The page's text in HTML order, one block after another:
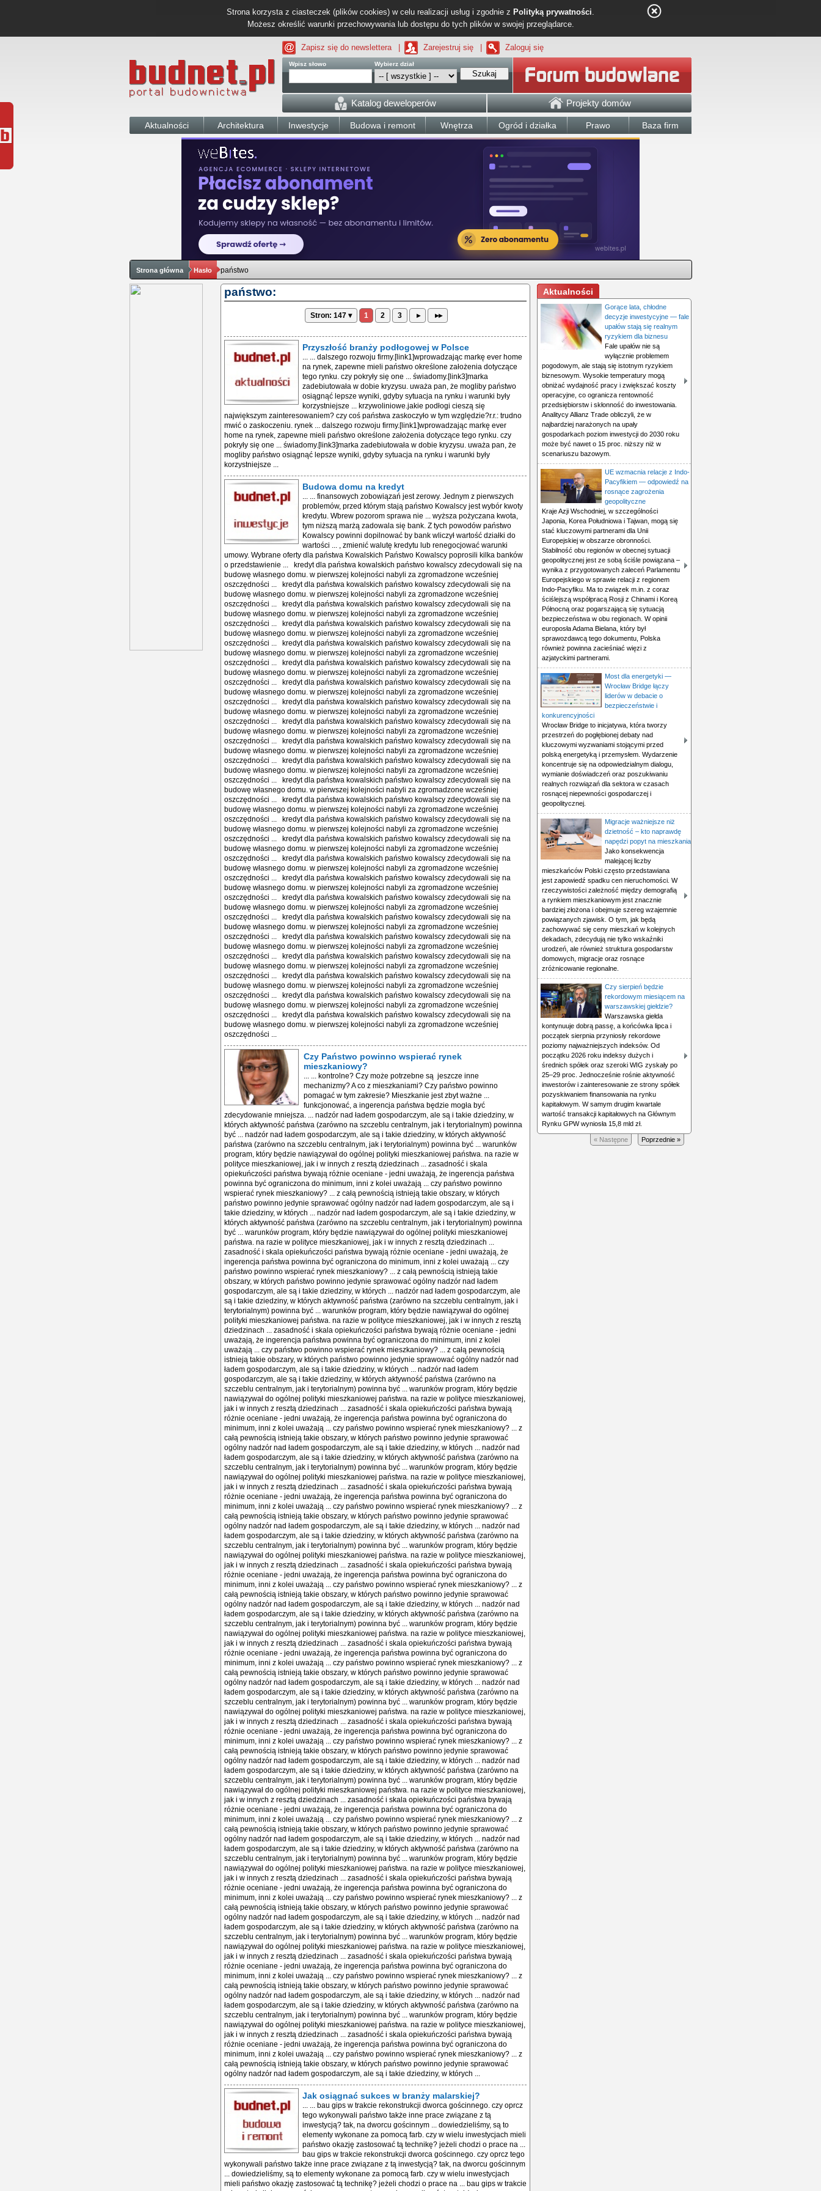
Strona korzysta z ciasteczek (plików cookies) w celu realizacji usług i zgodnie z Polityką prywatności.
Możesz określić warunki przechowywania lub dostępu do tych plików w swojej przeglądarce.
Zapisz się do newslettera Zarejestruj się Zaloguj się
Wpisz słowo Wybierz dział
Szukaj
Katalog deweloperów Projekty domów
Aktualności Architektura Inwestycje Budowa i remont Wnętrza Ogród i działka Prawo Baza firm
Strona główna Hasło państwo
państwo:
Stron: 147 ▾ 1 2 3 ▸ ▸▸
Przyszłość branży podłogowej w Polsce
... ... dalszego rozwoju firmy.[link1]wprowadzając markę ever home
na rynek, zapewne mieli państwo określone założenia dotyczące
tego rynku. czy pokryły się one ... świadomy.[link3]marka
zadebiutowała w dobie kryzysu. uważa pan, że mogliby państwo
osiągnąć lepsze wyniki, gdyby sytuacja na rynku i warunki były
korzystniejsze ... krzywoliniowe.jakie podłogi cieszą się
największym zainteresowaniem? czy coś państwa zaskoczyło w tym względzie?r.r.: trudno
mwić o zaskoczeniu. rynek ... dalszego rozwoju firmy.[link1]wprowadzając markę ever
home na rynek, zapewne mieli państwo określone założenia dotyczące tego rynku. czy
pokryły się one ... świadomy.[link3]marka zadebiutowała w dobie kryzysu. uważa pan, że
mogliby państwo osiągnąć lepsze wyniki, gdyby sytuacja na rynku i warunki były
korzystniejsze ...
Budowa domu na kredyt
... ... finansowych zobowiązań jest zerowy. Jednym z pierwszych
problemów, przed którym stają państwo Kowalscy jest wybór kwoty
kredytu. Wbrew pozorom sprawa nie ... wyższa pożyczana kwota,
tym niższą marżą zadowala się bank. Z tych powodów państwo
Kowalscy powinni dopilnować by bank wliczył wartość działki do
wartości ... , zmienić walutę kredytu lub renegocjować warunki
umowy. Wybrane oferty dla państwa Kowalskich Państwo Kowalscy poprosili kilka banków
o przedstawienie ... kredyt dla państwa kowalskich państwo kowalscy zdecydowali się na
budowę własnego domu. w pierwszej kolejności nabyli za zgromadzone wcześniej
oszczędności ... kredyt dla państwa kowalskich państwo kowalscy zdecydowali się na
budowę własnego domu. w pierwszej kolejności nabyli za zgromadzone wcześniej
oszczędności ... kredyt dla państwa kowalskich państwo kowalscy zdecydowali się na
budowę własnego domu. w pierwszej kolejności nabyli za zgromadzone wcześniej
oszczędności ... kredyt dla państwa kowalskich państwo kowalscy zdecydowali się na
budowę własnego domu. w pierwszej kolejności nabyli za zgromadzone wcześniej
oszczędności ... kredyt dla państwa kowalskich państwo kowalscy zdecydowali się na
budowę własnego domu. w pierwszej kolejności nabyli za zgromadzone wcześniej
oszczędności ... kredyt dla państwa kowalskich państwo kowalscy zdecydowali się na
budowę własnego domu. w pierwszej kolejności nabyli za zgromadzone wcześniej
oszczędności ... kredyt dla państwa kowalskich państwo kowalscy zdecydowali się na
budowę własnego domu. w pierwszej kolejności nabyli za zgromadzone wcześniej
oszczędności ... kredyt dla państwa kowalskich państwo kowalscy zdecydowali się na
budowę własnego domu. w pierwszej kolejności nabyli za zgromadzone wcześniej
oszczędności ... kredyt dla państwa kowalskich państwo kowalscy zdecydowali się na
budowę własnego domu. w pierwszej kolejności nabyli za zgromadzone wcześniej
oszczędności ... kredyt dla państwa kowalskich państwo kowalscy zdecydowali się na
budowę własnego domu. w pierwszej kolejności nabyli za zgromadzone wcześniej
oszczędności ... kredyt dla państwa kowalskich państwo kowalscy zdecydowali się na
budowę własnego domu. w pierwszej kolejności nabyli za zgromadzone wcześniej
oszczędności ... kredyt dla państwa kowalskich państwo kowalscy zdecydowali się na
budowę własnego domu. w pierwszej kolejności nabyli za zgromadzone wcześniej
oszczędności ... kredyt dla państwa kowalskich państwo kowalscy zdecydowali się na
budowę własnego domu. w pierwszej kolejności nabyli za zgromadzone wcześniej
oszczędności ... kredyt dla państwa kowalskich państwo kowalscy zdecydowali się na
budowę własnego domu. w pierwszej kolejności nabyli za zgromadzone wcześniej
oszczędności ... kredyt dla państwa kowalskich państwo kowalscy zdecydowali się na
budowę własnego domu. w pierwszej kolejności nabyli za zgromadzone wcześniej
oszczędności ... kredyt dla państwa kowalskich państwo kowalscy zdecydowali się na
budowę własnego domu. w pierwszej kolejności nabyli za zgromadzone wcześniej
oszczędności ... kredyt dla państwa kowalskich państwo kowalscy zdecydowali się na
budowę własnego domu. w pierwszej kolejności nabyli za zgromadzone wcześniej
oszczędności ... kredyt dla państwa kowalskich państwo kowalscy zdecydowali się na
budowę własnego domu. w pierwszej kolejności nabyli za zgromadzone wcześniej
oszczędności ... kredyt dla państwa kowalskich państwo kowalscy zdecydowali się na
budowę własnego domu. w pierwszej kolejności nabyli za zgromadzone wcześniej
oszczędności ... kredyt dla państwa kowalskich państwo kowalscy zdecydowali się na
budowę własnego domu. w pierwszej kolejności nabyli za zgromadzone wcześniej
oszczędności ... kredyt dla państwa kowalskich państwo kowalscy zdecydowali się na
budowę własnego domu. w pierwszej kolejności nabyli za zgromadzone wcześniej
oszczędności ... kredyt dla państwa kowalskich państwo kowalscy zdecydowali się na
budowę własnego domu. w pierwszej kolejności nabyli za zgromadzone wcześniej
oszczędności ... kredyt dla państwa kowalskich państwo kowalscy zdecydowali się na
budowę własnego domu. w pierwszej kolejności nabyli za zgromadzone wcześniej
oszczędności ... kredyt dla państwa kowalskich państwo kowalscy zdecydowali się na
budowę własnego domu. w pierwszej kolejności nabyli za zgromadzone wcześniej
oszczędności ...
Czy Państwo powinno wspierać rynek
mieszkaniowy?
... ... kontrolne? Czy może potrzebne są jeszcze inne
mechanizmy? A co z mieszkaniami? Czy państwo powinno
pomagać w tym zakresie? Mieszkanie jest zbyt ważne ...
funkcjonować, a ingerencja państwa będzie mogła być
zdecydowanie mniejsza. ... nadzór nad ładem gospodarczym, ale są i takie dziedziny, w
których aktywność państwa (zarówno na szczeblu centralnym, jak i terytorialnym) powinna
być ... nadzór nad ładem gospodarczym, ale są i takie dziedziny, w których aktywność
państwa (zarówno na szczeblu centralnym, jak i terytorialnym) powinna być ... warunków
program, który będzie nawiązywał do ogólnej polityki mieszkaniowej państwa. na razie w
polityce mieszkaniowej, jak i w innych z resztą dziedzinach ... zasadność i skala
opiekuńczości państwa bywają różnie oceniane - jedni uważają, że ingerencja państwa
powinna być ograniczona do minimum, inni z kolei uważają ... czy państwo powinno
wspierać rynek mieszkaniowy? ... z całą pewnością istnieją takie obszary, w których
państwo powinno jedynie sprawować ogólny nadzór nad ładem gospodarczym, ale są i
takie dziedziny, w których ... nadzór nad ładem gospodarczym, ale są i takie dziedziny, w
których aktywność państwa (zarówno na szczeblu centralnym, jak i terytorialnym) powinna
być ... warunków program, który będzie nawiązywał do ogólnej polityki mieszkaniowej
państwa. na razie w polityce mieszkaniowej, jak i w innych z resztą dziedzinach ...
zasadność i skala opiekuńczości państwa bywają różnie oceniane - jedni uważają, że
ingerencja państwa powinna być ograniczona do minimum, inni z kolei uważają ... czy
państwo powinno wspierać rynek mieszkaniowy? ... z całą pewnością istnieją takie
obszary, w których państwo powinno jedynie sprawować ogólny nadzór nad ładem
gospodarczym, ale są i takie dziedziny, w których ... nadzór nad ładem gospodarczym, ale
są i takie dziedziny, w których aktywność państwa (zarówno na szczeblu centralnym, jak i
terytorialnym) powinna być ... warunków program, który będzie nawiązywał do ogólnej
polityki mieszkaniowej państwa. na razie w polityce mieszkaniowej, jak i w innych z resztą
dziedzinach ... zasadność i skala opiekuńczości państwa bywają różnie oceniane - jedni
uważają, że ingerencja państwa powinna być ograniczona do minimum, inni z kolei
uważają ... czy państwo powinno wspierać rynek mieszkaniowy? ... z całą pewnością
istnieją takie obszary, w których państwo powinno jedynie sprawować ogólny nadzór nad
ładem gospodarczym, ale są i takie dziedziny, w których ... nadzór nad ładem
gospodarczym, ale są i takie dziedziny, w których aktywność państwa (zarówno na
szczeblu centralnym, jak i terytorialnym) powinna być ... warunków program, który będzie
nawiązywał do ogólnej polityki mieszkaniowej państwa. na razie w polityce mieszkaniowej,
jak i w innych z resztą dziedzinach ... zasadność i skala opiekuńczości państwa bywają
różnie oceniane - jedni uważają, że ingerencja państwa powinna być ograniczona do
minimum, inni z kolei uważają ... czy państwo powinno wspierać rynek mieszkaniowy? ... z
całą pewnością istnieją takie obszary, w których państwo powinno jedynie sprawować
ogólny nadzór nad ładem gospodarczym, ale są i takie dziedziny, w których ... nadzór nad
ładem gospodarczym, ale są i takie dziedziny, w których aktywność państwa (zarówno na
szczeblu centralnym, jak i terytorialnym) powinna być ... warunków program, który będzie
nawiązywał do ogólnej polityki mieszkaniowej państwa. na razie w polityce mieszkaniowej,
jak i w innych z resztą dziedzinach ... zasadność i skala opiekuńczości państwa bywają
różnie oceniane - jedni uważają, że ingerencja państwa powinna być ograniczona do
minimum, inni z kolei uważają ... czy państwo powinno wspierać rynek mieszkaniowy? ... z
całą pewnością istnieją takie obszary, w których państwo powinno jedynie sprawować
ogólny nadzór nad ładem gospodarczym, ale są i takie dziedziny, w których ... nadzór nad
ładem gospodarczym, ale są i takie dziedziny, w których aktywność państwa (zarówno na
szczeblu centralnym, jak i terytorialnym) powinna być ... warunków program, który będzie
nawiązywał do ogólnej polityki mieszkaniowej państwa. na razie w polityce mieszkaniowej,
jak i w innych z resztą dziedzinach ... zasadność i skala opiekuńczości państwa bywają
różnie oceniane - jedni uważają, że ingerencja państwa powinna być ograniczona do
minimum, inni z kolei uważają ... czy państwo powinno wspierać rynek mieszkaniowy? ... z
całą pewnością istnieją takie obszary, w których państwo powinno jedynie sprawować
ogólny nadzór nad ładem gospodarczym, ale są i takie dziedziny, w których ... nadzór nad
ładem gospodarczym, ale są i takie dziedziny, w których aktywność państwa (zarówno na
szczeblu centralnym, jak i terytorialnym) powinna być ... warunków program, który będzie
nawiązywał do ogólnej polityki mieszkaniowej państwa. na razie w polityce mieszkaniowej,
jak i w innych z resztą dziedzinach ... zasadność i skala opiekuńczości państwa bywają
różnie oceniane - jedni uważają, że ingerencja państwa powinna być ograniczona do
minimum, inni z kolei uważają ... czy państwo powinno wspierać rynek mieszkaniowy? ... z
całą pewnością istnieją takie obszary, w których państwo powinno jedynie sprawować
ogólny nadzór nad ładem gospodarczym, ale są i takie dziedziny, w których ... nadzór nad
ładem gospodarczym, ale są i takie dziedziny, w których aktywność państwa (zarówno na
szczeblu centralnym, jak i terytorialnym) powinna być ... warunków program, który będzie
nawiązywał do ogólnej polityki mieszkaniowej państwa. na razie w polityce mieszkaniowej,
jak i w innych z resztą dziedzinach ... zasadność i skala opiekuńczości państwa bywają
różnie oceniane - jedni uważają, że ingerencja państwa powinna być ograniczona do
minimum, inni z kolei uważają ... czy państwo powinno wspierać rynek mieszkaniowy? ... z
całą pewnością istnieją takie obszary, w których państwo powinno jedynie sprawować
ogólny nadzór nad ładem gospodarczym, ale są i takie dziedziny, w których ... nadzór nad
ładem gospodarczym, ale są i takie dziedziny, w których aktywność państwa (zarówno na
szczeblu centralnym, jak i terytorialnym) powinna być ... warunków program, który będzie
nawiązywał do ogólnej polityki mieszkaniowej państwa. na razie w polityce mieszkaniowej,
jak i w innych z resztą dziedzinach ... zasadność i skala opiekuńczości państwa bywają
różnie oceniane - jedni uważają, że ingerencja państwa powinna być ograniczona do
minimum, inni z kolei uważają ... czy państwo powinno wspierać rynek mieszkaniowy? ... z
całą pewnością istnieją takie obszary, w których państwo powinno jedynie sprawować
ogólny nadzór nad ładem gospodarczym, ale są i takie dziedziny, w których ... nadzór nad
ładem gospodarczym, ale są i takie dziedziny, w których aktywność państwa (zarówno na
szczeblu centralnym, jak i terytorialnym) powinna być ... warunków program, który będzie
nawiązywał do ogólnej polityki mieszkaniowej państwa. na razie w polityce mieszkaniowej,
jak i w innych z resztą dziedzinach ... zasadność i skala opiekuńczości państwa bywają
różnie oceniane - jedni uważają, że ingerencja państwa powinna być ograniczona do
minimum, inni z kolei uważają ... czy państwo powinno wspierać rynek mieszkaniowy? ... z
całą pewnością istnieją takie obszary, w których państwo powinno jedynie sprawować
ogólny nadzór nad ładem gospodarczym, ale są i takie dziedziny, w których ... nadzór nad
ładem gospodarczym, ale są i takie dziedziny, w których aktywność państwa (zarówno na
szczeblu centralnym, jak i terytorialnym) powinna być ... warunków program, który będzie
nawiązywał do ogólnej polityki mieszkaniowej państwa. na razie w polityce mieszkaniowej,
jak i w innych z resztą dziedzinach ... zasadność i skala opiekuńczości państwa bywają
różnie oceniane - jedni uważają, że ingerencja państwa powinna być ograniczona do
minimum, inni z kolei uważają ... czy państwo powinno wspierać rynek mieszkaniowy? ... z
całą pewnością istnieją takie obszary, w których państwo powinno jedynie sprawować
ogólny nadzór nad ładem gospodarczym, ale są i takie dziedziny, w których ... nadzór nad
ładem gospodarczym, ale są i takie dziedziny, w których aktywność państwa (zarówno na
szczeblu centralnym, jak i terytorialnym) powinna być ... warunków program, który będzie
nawiązywał do ogólnej polityki mieszkaniowej państwa. na razie w polityce mieszkaniowej,
jak i w innych z resztą dziedzinach ... zasadność i skala opiekuńczości państwa bywają
różnie oceniane - jedni uważają, że ingerencja państwa powinna być ograniczona do
minimum, inni z kolei uważają ... czy państwo powinno wspierać rynek mieszkaniowy? ... z
całą pewnością istnieją takie obszary, w których państwo powinno jedynie sprawować
ogólny nadzór nad ładem gospodarczym, ale są i takie dziedziny, w których ...
Jak osiągnać sukces w branży malarskiej?
... ... bau gips w trakcie rekonstrukcji dworca gościnnego. czy oprcz
tego wykonywali państwo także inne prace związane z tą
inwestycją? tak, na dworcu gościnnym ... dowiedzieliśmy, są to
elementy wykonane za pomocą farb. czy w wielu inwestycjach mieli
państwo okazję zastosować tą technikę? jeżeli chodzi o prace na ...
bau gips w trakcie rekonstrukcji dworca gościnnego. czy oprcz tego
wykonywali państwo także inne prace związane z tą inwestycją? tak, na dworcu gościnnym
... dowiedzieliśmy, są to elementy wykonane za pomocą farb. czy w wielu inwestycjach
mieli państwo okazję zastosować tą technikę? jeżeli chodzi o prace na ... bau gips w trakcie
Aktualności
Gorące lata, chłodne
decyzje inwestycyjne — fale
upałów stają się realnym
ryzykiem dla biznesu
Fale upałów nie są
wyłącznie problemem
pogodowym, ale stają się istotnym ryzykiem
biznesowym. Wysokie temperatury mogą
obniżać wydajność pracy i zwiększać koszty
operacyjne, co ogranicza rentowność
przedsiębiorstw i skłonność do inwestowania.
Analitycy Allianz Trade obliczyli, że w
najbardziej narażonych na upały
gospodarkach poziom inwestycji do 2030 roku
może być nawet o 15 proc. niższy niż w
scenariuszu bazowym.
UE wzmacnia relacje z Indo-
Pacyfikiem — odpowiedź na
rosnące zagrożenia
geopolityczne
Kraje Azji Wschodniej, w szczególności
Japonia, Korea Południowa i Tajwan, mogą się
stać kluczowymi partnerami dla Unii
Europejskiej w obszarze obronności.
Stabilność obu regionów w obecnej sytuacji
geopolitycznej jest ze sobą ściśle powiązana –
wynika z przygotowanych zaleceń Parlamentu
Europejskiego w sprawie relacji z regionem
Indo-Pacyfiku. Ma to związek m.in. z coraz
ściślejszą współpracą Rosji z Chinami i Koreą
Północną oraz pogarszającą się sytuacją
bezpieczeństwa w obu regionach. W opinii
europosła Adama Bielana, który był
sprawozdawcą tego dokumentu, Polska
również powinna zacieśniać więzi z
azjatyckimi partnerami.
Most dla energetyki —
Wrocław Bridge łączy
liderów w debacie o
bezpieczeństwie i
konkurencyjności
Wrocław Bridge to inicjatywa, która tworzy
przestrzeń do pogłębionej debaty nad
kluczowymi wyzwaniami stojącymi przed
polską energetyką i przemysłem. Wydarzenie
koncentruje się na odpowiedzialnym dialogu,
wymianie doświadczeń oraz poszukiwaniu
realnych rozwiązań dla sektora w czasach
rosnącej niepewności gospodarczej i
geopolitycznej.
Migracje ważniejsze niż
dzietność – kto naprawdę
napędzi popyt na mieszkania
Jako konsekwencja
malejącej liczby
mieszkańców Polski często przedstawiana
jest zapowiedź spadku cen nieruchomości. W
rzeczywistości zależność między demografią
a rynkiem mieszkaniowym jest znacznie
bardziej złożona i obejmuje szereg wzajemnie
powiązanych zjawisk. O tym, jak będą
zachowywać się ceny mieszkań w kolejnych
dekadach, zdecydują nie tylko wskaźniki
urodzeń, ale również struktura gospodarstw
domowych, migracje oraz rosnące
zróżnicowanie regionalne.
Czy sierpień będzie
rekordowym miesiącem na
warszawskiej giełdzie?
Warszawska giełda
kontynuuje dobrą passę, a końcówka lipca i
początek sierpnia przyniosły rekordowe
poziomy najważniejszych indeksów. Od
początku 2026 roku indeksy dużych i
średnich spółek oraz szeroki WIG zyskały po
25–29 proc. Jednocześnie rośnie aktywność
inwestorów i zainteresowanie ze strony spółek
pozyskiwaniem finansowania na rynku
kapitałowym. W samym drugim kwartale
wartość transakcji kapitałowych na Głównym
Rynku GPW wyniosła 15,8 mld zł.
Poprzednie »
« Następne